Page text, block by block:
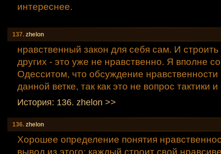
интереснее.
137. zhelon
нравственный закон для себя сам. И строить
других - это уже не нравственно. Я вполне
Одесситом, что обсуждение нравственности
данной ветке, так как это не вопрос тактики
История: 136. zhelon >>
136. zhelon
Хорошее определение понятия
вывод из этого: каждый строит свой